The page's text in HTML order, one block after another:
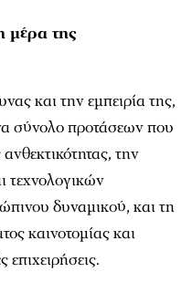
μέρα της
και την εμπειρία της,
σύνολο προτάσεων που
την
τεχνολογικών
δυναμικού, και τη
καινοτομίας και
επιχειρήσεις.